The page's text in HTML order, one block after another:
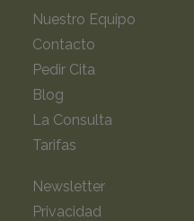
Nuestro Equipo
Contacto
Pedir Cita
Blog
La Consulta
Tarifas
Newsletter
Privacidad